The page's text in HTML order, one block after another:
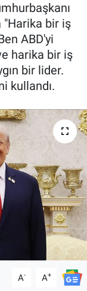
"Harika bir iş
ABD'yi
harika bir iş
bir lider.
kullandı.
A- A+